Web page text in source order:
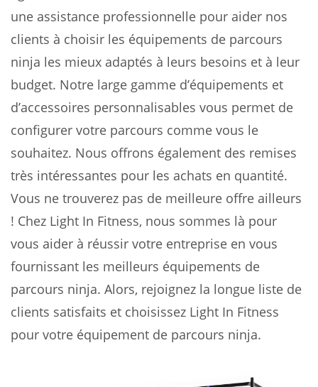
une assistance professionnelle pour aider nos
clients à choisir les équipements de parcours
ninja les mieux adaptés à leurs besoins et à leur
budget. Notre large gamme d’équipements et
d’accessoires personnalisables vous permet de
configurer votre parcours comme vous le
souhaitez. Nous offrons également des remises
très intéressantes pour les achats en quantité.
Vous ne trouverez pas de meilleure offre ailleurs
! Chez Light In Fitness, nous sommes là pour
vous aider à réussir votre entreprise en vous
fournissant les meilleurs équipements de
parcours ninja. Alors, rejoignez la longue liste de
clients satisfaits et choisissez Light In Fitness
pour votre équipement de parcours ninja.